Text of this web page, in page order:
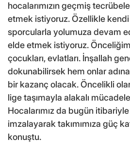
hocalarımızın geçmiş
etmek istiyoruz. Özellikle
sporcularla yolumuza devam
elde etmek istiyoruz.
çocukları, evlatları. İnşallah
dokunabilirsek hem onlar
bir kazanç olacak. Öncelikli
lige taşımayla alakalı
Hocalarımız da bugün
imzalayarak takımımıza güç
konuştu.